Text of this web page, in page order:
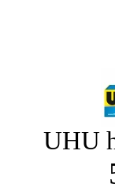
UHU